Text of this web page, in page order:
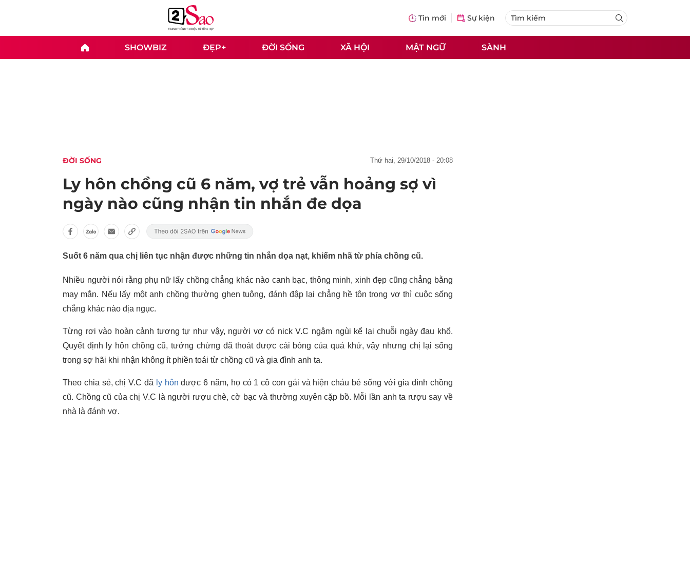
Tin mới Sự kiện
SHOWBIZ ĐẸP+ ĐỜI SỐNG XÃ HỘI MẬT NGỮ SÀNH
ĐỜI SỐNG thứ hai, 29/10/2018 - 20:08
Ly hôn chồng cũ 6 năm, vợ trẻ vẫn hoảng sợ vì
ngày nào cũng nhận tin nhắn đe dọa
Suốt 6 năm qua chị liên tục nhận được những tin nhắn dọa nạt, khiếm nhã từ phía chồng cũ.
Nhiều người nói rằng phụ nữ lấy chồng chẳng khác nào canh bạc, thông minh, xinh đẹp cũng chẳng bằng
may mắn. Nếu lấy một anh chồng thường ghen tuông, đánh đập lại chẳng hề tôn trọng vợ thì cuộc sống
chẳng khác nào địa ngục.
Từng rơi vào hoàn cảnh tương tự như vậy, người vợ có nick V.C ngậm ngùi kể lại chuỗi ngày đau khổ.
Quyết định ly hôn chồng cũ, tưởng chừng đã thoát được cái bóng của quá khứ, vậy nhưng chị lại sống
trong sợ hãi khi nhận không ít phiền toái từ chồng cũ và gia đình anh ta.
Theo chia sẻ, chị V.C đã ly hôn được 6 năm, họ có 1 cô con gái và hiện cháu bé sống với gia đình chồng
cũ. Chồng cũ của chị V.C là người rượu chè, cờ bạc và thường xuyên cặp bồ. Mỗi lần anh ta rượu say về
nhà là đánh vợ.